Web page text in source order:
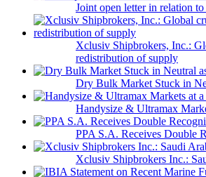
Joint open letter in relation
Xclusiv Shipbrokers, Inc.:
redistribution of supply
Dry Bulk Market Stuck in
Handysize & Ultramax
PPA S.A. Receives Double
Xclusiv Shipbrokers Inc.: